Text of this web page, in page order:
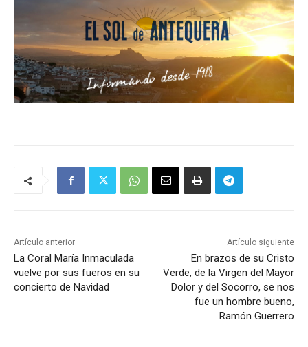
Artículo anterior
La Coral María Inmaculada
vuelve por sus fueros en su
concierto de Navidad
Artículo siguiente
En brazos de su Cristo
Verde, de la Virgen del Mayor
Dolor y del Socorro, se nos
fue un hombre bueno,
Ramón Guerrero